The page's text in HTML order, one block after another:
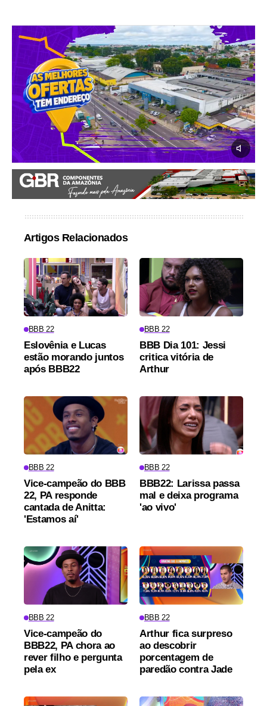
Artigos Relacionados
BBB 22
Eslovênia e Lucas
estão morando juntos
após BBB22
BBB 22
BBB Dia 101: Jessi
critica vitória de
Arthur
BBB 22
Vice-campeão do BBB
22, PA responde
cantada de Anitta:
'Estamos aí'
BBB 22
BBB22: Larissa passa
mal e deixa programa
'ao vivo'
BBB 22
Vice-campeão do
BBB22, PA chora ao
rever filho e pergunta
pela ex
BBB 22
Arthur fica surpreso
ao descobrir
porcentagem de
paredão contra Jade